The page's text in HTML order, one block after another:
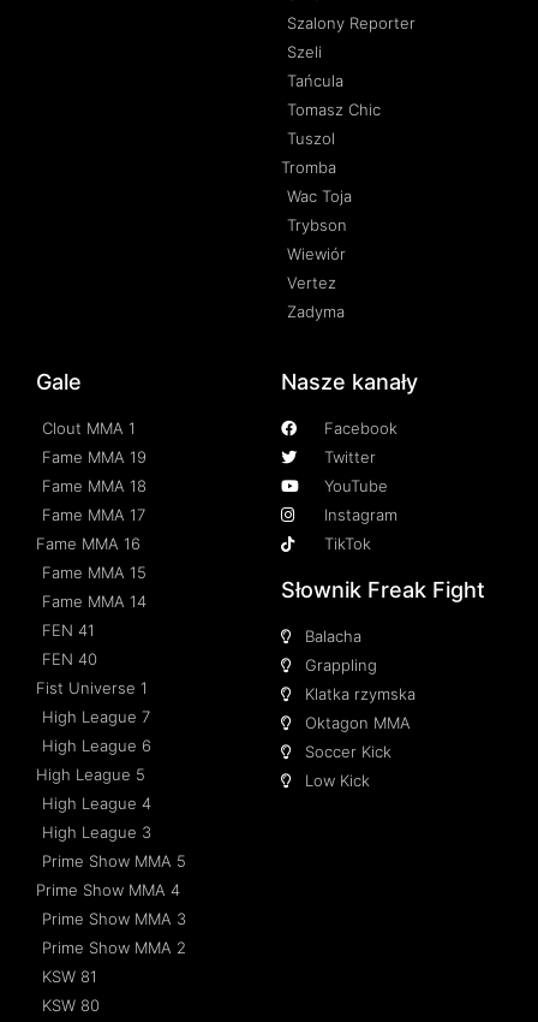
Szalony Reporter
Szeli
Tańcula
Tomasz Chic
Tuszol
Tromba
Wac Toja
Trybson
Wiewiór
Vertez
Zadyma
Gale
Clout MMA 1
Fame MMA 19
Fame MMA 18
Fame MMA 17
Fame MMA 16
Fame MMA 15
Fame MMA 14
FEN 41
FEN 40
Fist Universe 1
High League 7
High League 6
High League 5
High League 4
High League 3
Prime Show MMA 5
Prime Show MMA 4
Prime Show MMA 3
Prime Show MMA 2
KSW 81
KSW 80
Nasze kanały
Facebook
Twitter
YouTube
Instagram
TikTok
Słownik Freak Fight
Balacha
Grappling
Klatka rzymska
Oktagon MMA
Soccer Kick
Low Kick